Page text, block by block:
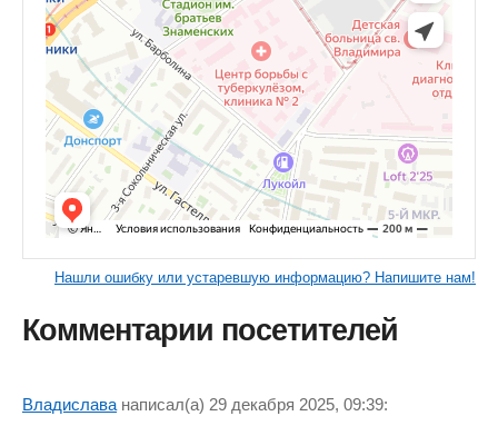
Нашли ошибку или устаревшую информацию? Напишите нам!
Комментарии посетителей
Владислава написал(a) 29 декабря 2025, 09:39: